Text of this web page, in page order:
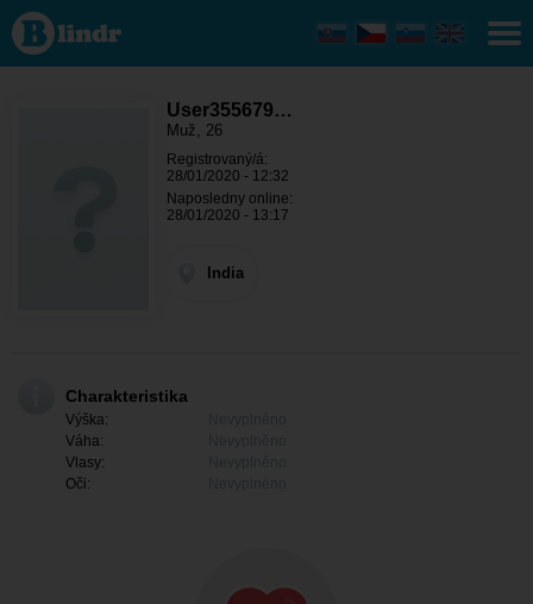
User355679009
- On hledá
někoho India
User355679…
Muž, 26
Registrovaný/á:
28/01/2020 - 12:32
Naposledny online:
28/01/2020 - 13:17
India
Charakteristika
Výška:
Váha:
Vlasy:
Oči: